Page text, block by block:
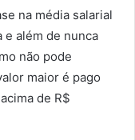
na média salarial
além de nunca
não pode
maior é pago
de R$